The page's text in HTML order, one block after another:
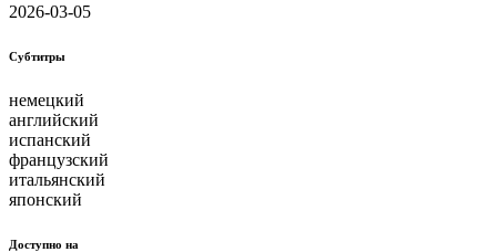
2026-03-05
Субтитры
немецкий
английский
испанский
французский
итальянский
японский
Доступно на